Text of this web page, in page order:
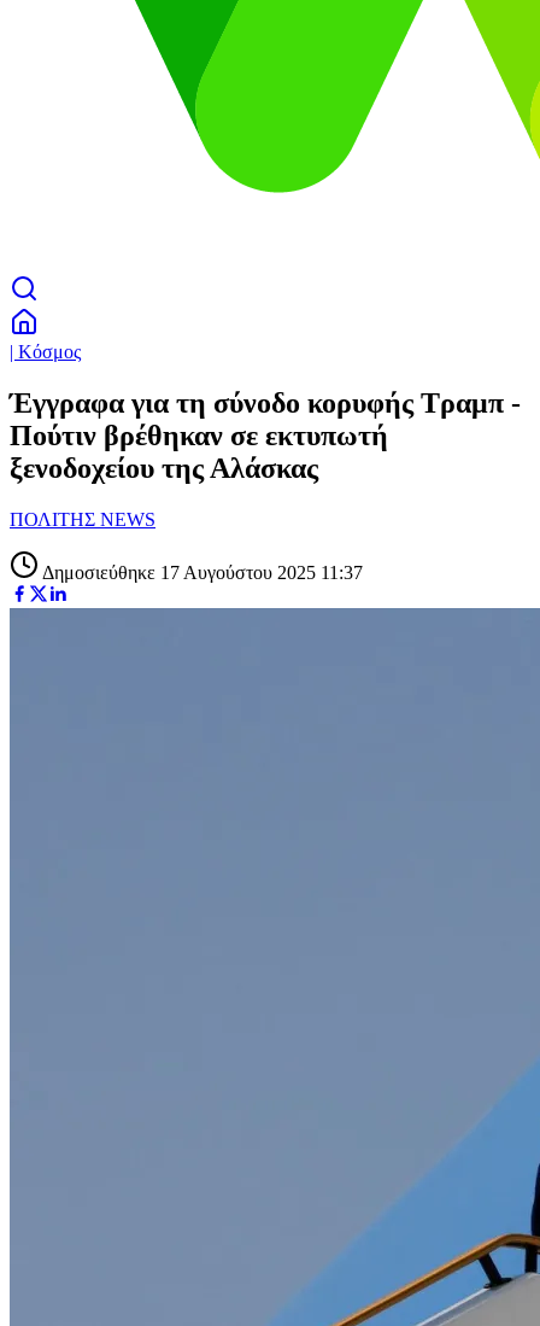
| Κόσμος
Έγγραφα για τη σύνοδο κορυφής Τραμπ -
Πούτιν βρέθηκαν σε εκτυπωτή
ξενοδοχείου της Αλάσκας
ΠΟΛΙΤΗΣ NEWS
Δημοσιεύθηκε 17 Αυγούστου 2025 11:37